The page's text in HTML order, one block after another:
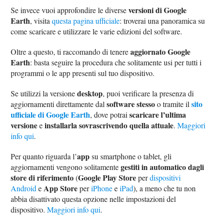
Se invece vuoi approfondire le diverseversioni di Google
Earth, visitaquesta pagina ufficiale: troverai una panoramica su
come scaricare e utilizzare le varie edizioni del software.
Oltre a questo, ti raccomando di tenereaggiornato Google
Earth: basta seguire la procedura che solitamente usi per tutti i
programmi o le app presenti sul tuo dispositivo.
Se utilizzi la versionedesktop, puoi verificare la presenza di
aggiornamenti direttamente dalsoftware stessoo tramite ilsito
ufficiale di Google Earth, dove potraiscaricare l’ultima
versioneeinstallarla sovrascrivendo quella attuale.Maggiori
info qui.
Per quanto riguarda l’appsu smartphone o tablet, gli
aggiornamenti vengono solitamentegestiti in automatico dagli
store di riferimento(Google Play Storeperdispositivi
Android e App StoreperiPhoneeiPad), a meno che tu non
abbia disattivato questa opzione nelle impostazioni del
dispositivo.Maggiori info qui.